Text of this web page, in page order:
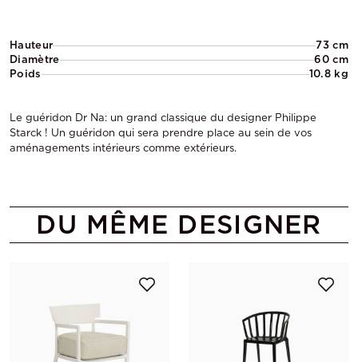
Hauteur
73 cm
Diamètre
60 cm
Poids
10.8 kg
Le guéridon Dr Na: un grand classique du designer Philippe
Starck ! Un guéridon qui sera prendre place au sein de vos
aménagements intérieurs comme extérieurs.
DU MÊME DESIGNER